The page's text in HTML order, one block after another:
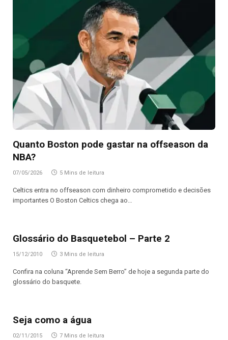
Quanto Boston pode gastar na offseason da
NBA?
07/05/2026 5 Mins de leitura
Celtics entra no offseason com dinheiro comprometido e decisões
importantes O Boston Celtics chega ao…
Glossário do Basquetebol – Parte 2
15/12/2010 3 Mins de leitura
Confira na coluna “Aprende Sem Berro” de hoje a segunda parte do
glossário do basquete.
Seja como a água
02/11/2015 7 Mins de leitura